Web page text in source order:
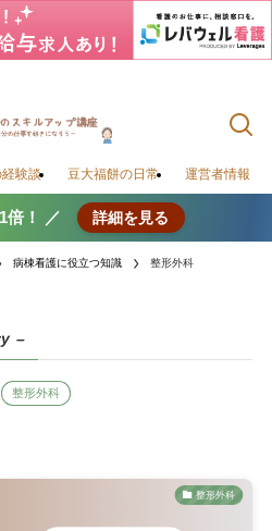
験談 豆大福餅の日常 運営者情報
倍！ ／ 詳細を見る
病棟看護に役立つ知識 整形外科
–
整形外科
整形外科